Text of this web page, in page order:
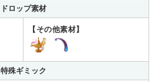
ドロップ素材
【その他素材】
特殊ギミック